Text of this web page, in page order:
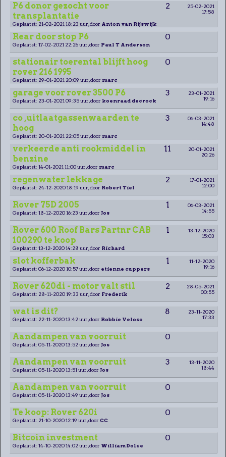
P6 donor gezocht voor
transplantatie
2
25-02-2021
17:58
Geplaatst: 21-02-2021 18:23 uur, door Anton van Rijswijk
Rear door stop P6 0
Geplaatst: 17-02-2021 22:26 uur, door Paul T Anderson
stationair toerental blijft hoog
rover 216 1995
0
Geplaatst: 29-01-2021 20:09 uur, door marc
garage voor rover 3500 P6 3
23-01-2021
19:16
Geplaatst: 23-01-2021 09:35 uur, door koenraad decrock
co ,uitlaatgassenwaarden te
hoog
3
06-03-2021
14:48
Geplaatst: 20-01-2021 22:05 uur, door marc
verkeerde anti rookmiddel in
benzine
11
20-01-2021
20:26
Geplaatst: 14-01-2021 11:00 uur, door marc
regenwater lekkage 2
17-01-2021
12:00
Geplaatst: 24-12-2020 18:19 uur, door Robert Tiel
Rover 75D 2005 1
06-03-2021
14:55
Geplaatst: 18-12-2020 16:23 uur, door Jos
Rover 600 Roof Bars Partnr CAB
100290 te koop
1
13-12-2020
15:03
Geplaatst: 13-12-2020 14:28 uur, door Richard
slot kofferbak 1
11-12-2020
19:16
Geplaatst: 06-12-2020 10:57 uur, door etienne cuppers
Rover 620di - motor valt stil 2
28-05-2021
00:55
Geplaatst: 28-11-2020 19:33 uur, door Frederik
wat is dit? 8
23-11-2020
17:33
Geplaatst: 22-11-2020 13:42 uur, door Robbie Veloso
Aandampen van voorruit 0
Geplaatst: 05-11-2020 13:52 uur, door Jos
Aandampen van voorruit 3
13-11-2020
18:44
Geplaatst: 05-11-2020 13:51 uur, door Jos
Aandampen van voorruit 0
Geplaatst: 05-11-2020 13:49 uur, door Jos
Te koop: Rover 620i 0
Geplaatst: 21-10-2020 12:19 uur, door CC
Bitcoin investment 0
Geplaatst: 14-10-2020 14:02 uur, door William Dolce